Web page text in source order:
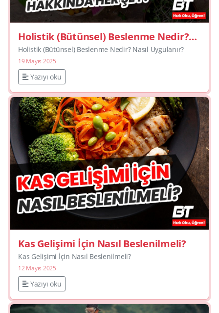
Holistik (Bütünsel) Beslenme Nedir?
Nasıl Uygulanır?
Holistik (Bütünsel) Beslenme Nedir? Nasıl Uygulanır?
19 Mayıs 2025
Yazıyı oku
Kas Gelişimi İçin Nasıl Beslenilmeli?
Kas Gelişimi İçin Nasıl Beslenilmeli?
12 Mayıs 2025
Yazıyı oku